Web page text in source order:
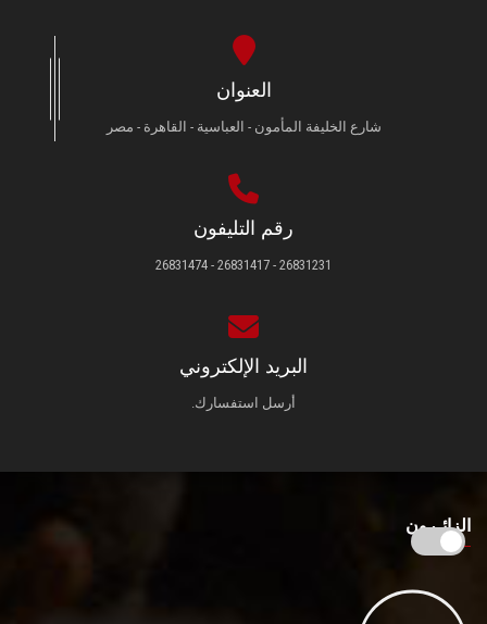
العنوان
شارع الخليفة المأمون - العباسية - القاهرة - مصر
رقم التليفون
26831231 - 26831417 - 26831474
البريد الإلكتروني
أرسل استفسارك.
الزائـرون